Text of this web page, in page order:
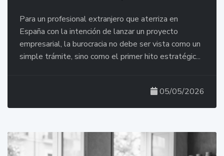
Para un profesional extranjero que aterriza en
España con la intención de lanzar un proyecto
empresarial, la burocracia no debe ser vista como un
simple trámite, sino como el primer hito estratégic...
05/05/2026